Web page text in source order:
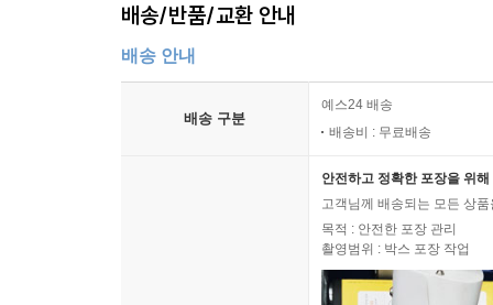
배송/반품/교환 안내
배송 안내
배송 구분
예스24 배송
배송비 : 무료배송
안전하고 정확한 포장을 위
고객님께 배송되는 모든 상
목적 : 안전한 포장 관리
촬영범위 : 박스 포장 작업